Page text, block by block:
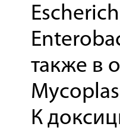
также в
К